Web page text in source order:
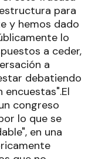
para
y hemos dado
lo
a ceder,
a
debatiendo
congreso
lo que se
en una